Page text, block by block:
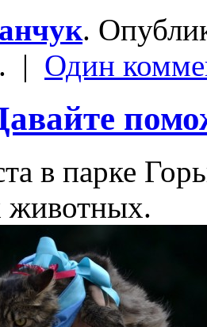
.
. | Один
в парке
животных.